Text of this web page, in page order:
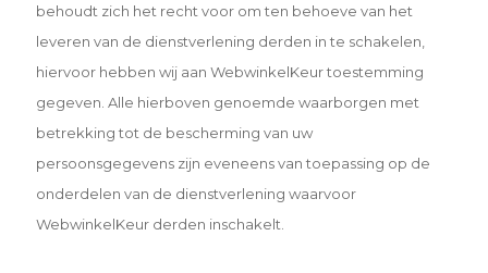
behoudt zich het recht voor om ten behoeve van het
leveren van de dienstverlening derden in te schakelen,
hiervoor hebben wij aan WebwinkelKeur toestemming
gegeven. Alle hierboven genoemde waarborgen met
betrekking tot de bescherming van uw
persoonsgegevens zijn eveneens van toepassing op de
onderdelen van de dienstverlening waarvoor
WebwinkelKeur derden inschakelt.